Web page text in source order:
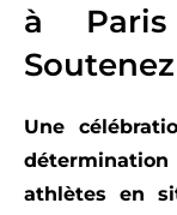
à
Une
athlètes en